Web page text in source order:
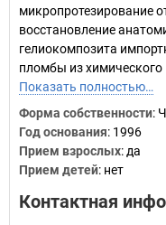
микропротезирование
восстановление
гелиокомпозита
пломбы из химического
Показать полностью…
Форма собственности:
Год основания: 1996
Прием взрослых: да
Прием детей: нет
Контактная